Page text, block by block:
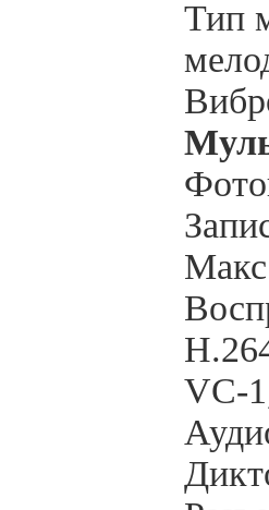
Тип
VC-